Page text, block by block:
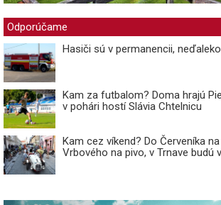
Odporúčame
Hasiči sú v permanencii,
Kam za futbalom? Doma hrajú
v pohári hostí Slávia Chtelnicu
Kam cez víkend? Do Červeníka
Vrbového na pivo, v Trnave budú